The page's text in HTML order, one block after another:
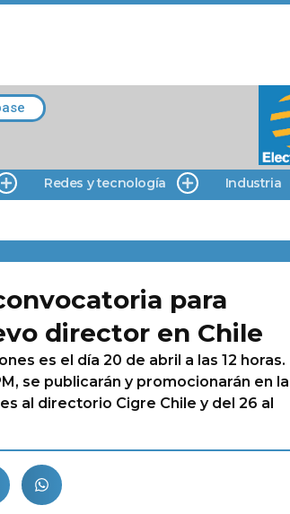
Redes y tecnología Industria
para
director en Chile
es el día 20 de abril a las 12 horas.
se publicarán y promocionarán en la
al directorio Cigre Chile y del 26 al